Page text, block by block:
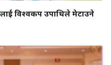
विश्वकप उपाधिले मेटाउने